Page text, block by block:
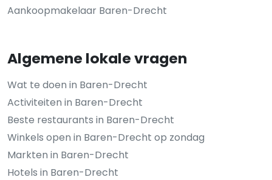
Aankoopmakelaar Baren-Drecht
Algemene lokale vragen
Wat te doen in Baren-Drecht
Activiteiten in Baren-Drecht
Beste restaurants in Baren-Drecht
Winkels open in Baren-Drecht op zondag
Markten in Baren-Drecht
Hotels in Baren-Drecht